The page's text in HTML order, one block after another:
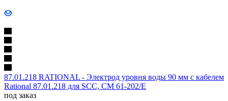
87.01.218 RATIONAL - Электрод уровня воды 90 мм с кабелем
Rational 87.01.218 для SCC, CM 61-202/E
под заказ